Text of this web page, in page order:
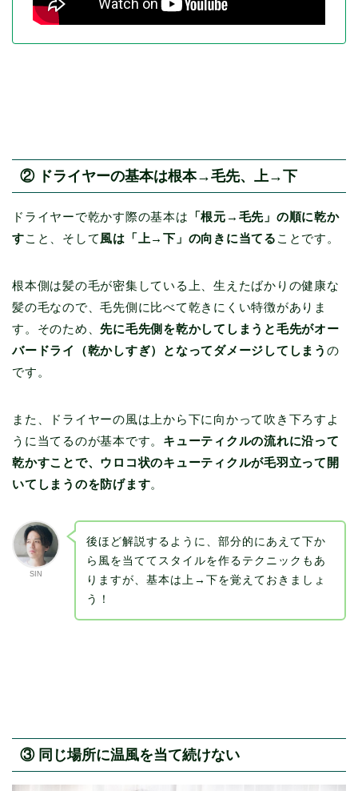
② ドライヤーの基本は根本→毛先、上→下
ドライヤーで乾かす際の基本は 「根元→毛先」の順に乾か
すこと、そして風は「上→下」の向きに当てる ことです。
根本側は髪の毛が密集している上、生えたばかりの健康な
髪の毛なので、毛先側に比べて乾きにくい特徴がありま
す。そのため、先に毛先側を乾かしてしまうと毛先がオー
バードライ（乾かしすぎ）となってダメージしてしまう の
です。
また、ドライヤーの風は上から下に向かって吹き下ろすよ
うに当てるのが基本です。 キューティクルの流れに沿って
乾かすことで、ウロコ状のキューティクルが毛羽立って開
いてしまうのを防げます。
SIN
後ほど解説するように、部分的にあえて下か
ら風を当ててスタイルを作るテクニックもあ
りますが、基本は上→下を覚えておきましょ
う！
③ 同じ場所に温風を当て続けない